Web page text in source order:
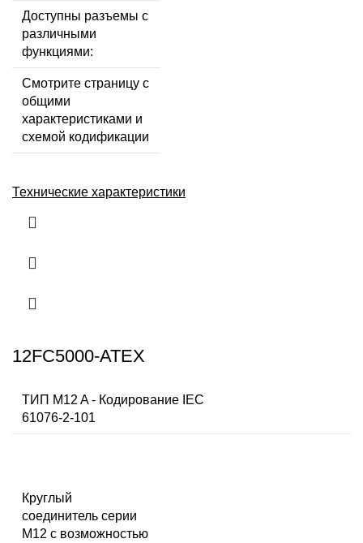
Доступны разъемы с
различными
функциями:
Смотрите страницу с
общими
характеристиками и
схемой кодификации
Технические характеристики
12FC5000-ATEX
ТИП M12 A - Кодирование IEC
61076-2-101
Круглый
соединитель серии
M12 с возможностью